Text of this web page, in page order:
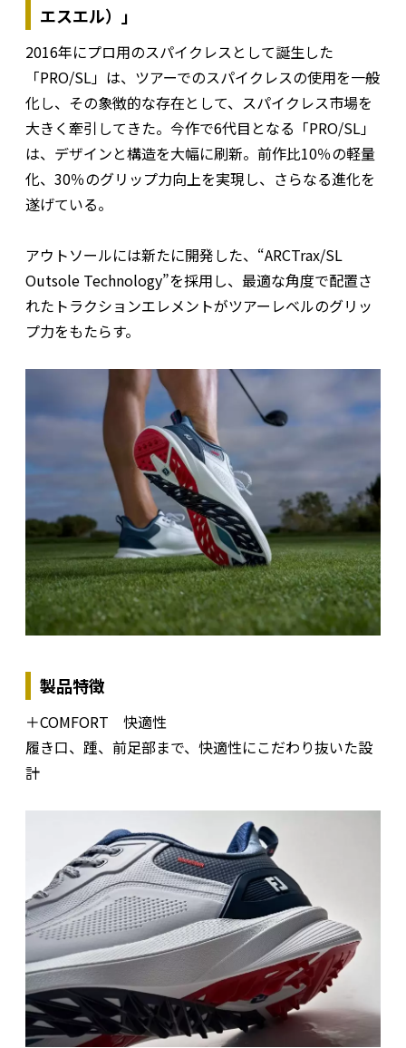
エスエル）」
2016年にプロ用のスパイクレスとして誕生した
「PRO/SL」は、ツアーでのスパイクレスの使用を一般
化し、その象徴的な存在として、スパイクレス市場を
大きく牽引してきた。今作で6代目となる「PRO/SL」
は、デザインと構造を大幅に刷新。前作比10％の軽量
化、30％のグリップ力向上を実現し、さらなる進化を
遂げている。
アウトソールには新たに開発した、“ARCTrax/SL
Outsole Technology”を採用し、最適な角度で配置さ
れたトラクションエレメントがツアーレベルのグリッ
プ力をもたらす。
製品特徴
＋COMFORT 快適性
履き口、踵、前足部まで、快適性にこだわり抜いた設
計